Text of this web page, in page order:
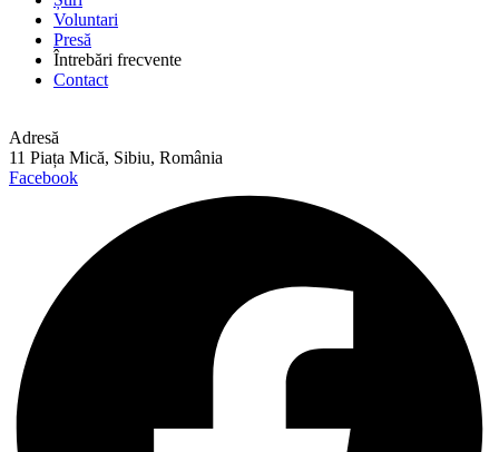
Voluntari
Presă
Întrebări frecvente
Contact
Adresă
11 Piața Mică, Sibiu, România
Facebook